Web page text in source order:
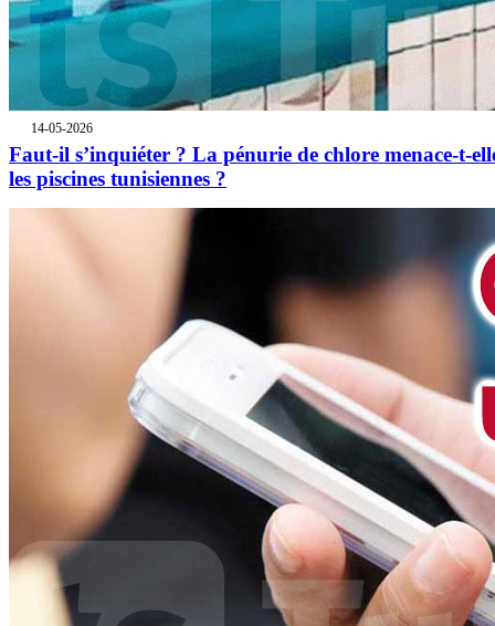
14-05-2026
Faut-il s’inquiéter ? La pénurie de chlore menace-t-
les piscines tunisiennes ?